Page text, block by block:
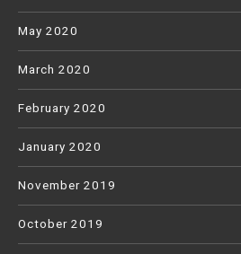
May 2020
March 2020
February 2020
January 2020
November 2019
October 2019